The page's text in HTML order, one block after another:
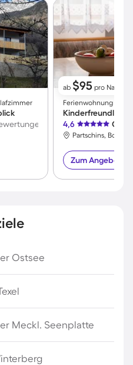
ab $95 pro Nacht
Ferienwohnung ∙ 2
4,6
Partschins, Bozen,
Zum Angebot
Ostsee
Meckl. Seenplatte